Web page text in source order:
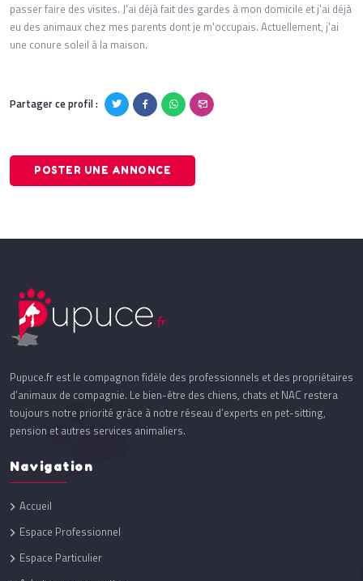
passer faire des visites. J'ai déjà fait des gardes à mon domicile et j'ai déjà
eu des animaux chez mes parents dont je m'occupais. Actuellement, j'ai
une conure soleil à la maison.
Partager ce profil :
POSTER UNE ANNONCE
Pupuce.fr est le compagnon fidèle des professionnels et des propriétaires
d’animaux de compagnie. Le bien-être des chiens, chats et NAC restera
toujours notre priorité grâce à notre réseau d’experts en pet-sitting,
pension et autres services animaliers.
Navigation
Accueil
Espace Professionnel
Espace Particulier